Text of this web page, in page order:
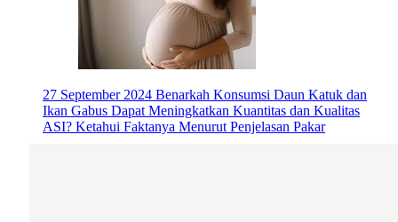
27 September 2024 Benarkah Konsumsi Daun Katuk dan
Ikan Gabus Dapat Meningkatkan Kuantitas dan Kualitas
ASI? Ketahui Faktanya Menurut Penjelasan Pakar